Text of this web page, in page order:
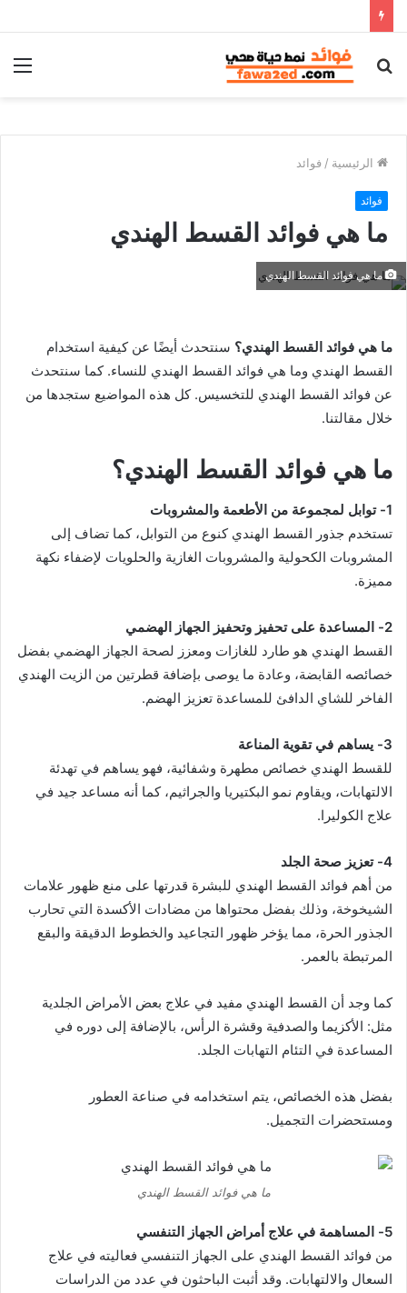
بحث
الرئيسية / فوائد
فوائد
ما هي فوائد القسط الهندي
ما هي فوائد القسط الهندي
ما هي فوائد القسط الهندي؟ سنتحدث أيضًا عن كيفية استخدام
القسط الهندي وما هي فوائد القسط الهندي للنساء. كما سنتحدث
عن فوائد القسط الهندي للتخسيس. كل هذه المواضيع ستجدها من
خلال مقالتنا.
ما هي فوائد القسط الهندي؟
1- توابل لمجموعة من الأطعمة والمشروبات
تستخدم جذور القسط الهندي كنوع من التوابل، كما تضاف إلى
المشروبات الكحولية والمشروبات الغازية والحلويات لإضفاء نكهة
مميزة.
2- المساعدة على تحفيز وتحفيز الجهاز الهضمي
القسط الهندي هو طارد للغازات ومعزز لصحة الجهاز الهضمي بفضل
خصائصه القابضة، وعادة ما يوصى بإضافة قطرتين من الزيت الهندي
الفاخر للشاي الدافئ للمساعدة تعزيز الهضم.
3- يساهم في تقوية المناعة
للقسط الهندي خصائص مطهرة وشفائية، فهو يساهم في تهدئة
الالتهابات، ويقاوم نمو البكتيريا والجراثيم، كما أنه مساعد جيد في
علاج الكوليرا.
4- تعزيز صحة الجلد
من أهم فوائد القسط الهندي للبشرة قدرتها على منع ظهور علامات
الشيخوخة، وذلك بفضل محتواها من مضادات الأكسدة التي تحارب
الجذور الحرة، مما يؤخر ظهور التجاعيد والخطوط الدقيقة والبقع
المرتبطة بالعمر.
كما وجد أن القسط الهندي مفيد في علاج بعض الأمراض الجلدية
مثل: الأكزيما والصدفية وقشرة الرأس، بالإضافة إلى دوره في
المساعدة في التئام التهابات الجلد.
بفضل هذه الخصائص، يتم استخدامه في صناعة العطور
ومستحضرات التجميل.
ما هي فوائد القسط الهندي
5- المساهمة في علاج أمراض الجهاز التنفسي
من فوائد القسط الهندي على الجهاز التنفسي فعاليته في علاج
السعال والالتهابات. وقد أثبت الباحثون في عدد من الدراسات